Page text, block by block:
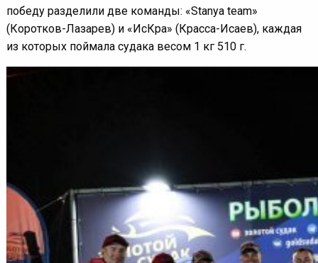
победу разделили две команды: «Stanya team»
(Коротков-Лазарев) и «ИсКра» (Красса-Исаев), каждая
из которых поймала судака весом 1 кг 510 г.